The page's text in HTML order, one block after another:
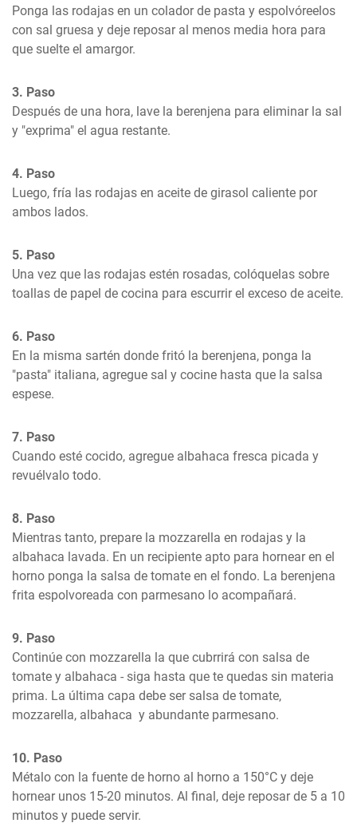
Ponga las rodajas en un colador de pasta y espolvóreelos
con sal gruesa y deje reposar al menos media hora para
que suelte el amargor.
3. Paso
Después de una hora, lave la berenjena para eliminar la sal
y "exprima" el agua restante.
4. Paso
Luego, fría las rodajas en aceite de girasol caliente por
ambos lados.
5. Paso
Una vez que las rodajas estén rosadas, colóquelas sobre
toallas de papel de cocina para escurrir el exceso de aceite.
6. Paso
En la misma sartén donde fritó la berenjena, ponga la
"pasta" italiana, agregue sal y cocine hasta que la salsa
espese.
7. Paso
Cuando esté cocido, agregue albahaca fresca picada y
revuélvalo todo.
8. Paso
Mientras tanto, prepare la mozzarella en rodajas y la
albahaca lavada. En un recipiente apto para hornear en el
horno ponga la salsa de tomate en el fondo. La berenjena
frita espolvoreada con parmesano lo acompañará.
9. Paso
Continúe con mozzarella la que cubrrirá con salsa de
tomate y albahaca - siga hasta que te quedas sin materia
prima. La última capa debe ser salsa de tomate,
mozzarella, albahaca  y abundante parmesano.
10. Paso
Métalo con la fuente de horno al horno a 150°C y deje
hornear unos 15-20 minutos. Al final, deje reposar de 5 a 10
minutos y puede servir.